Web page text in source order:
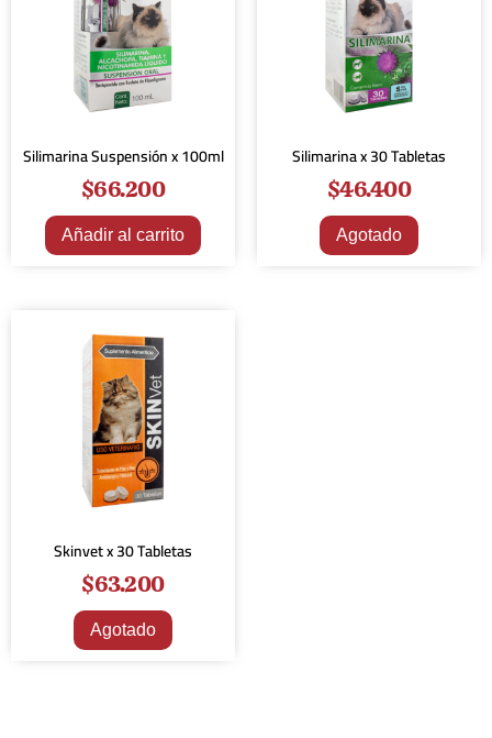
Silimarina Suspensión x 100ml
$66.200
Añadir al carrito
Silimarina x 30 Tabletas
$46.400
Agotado
Skinvet x 30 Tabletas
$63.200
Agotado